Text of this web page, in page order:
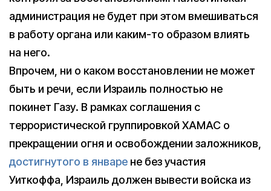
администрация не будет при этом вмешиваться
в работу органа или каким-то образом влиять
на него.
Впрочем, ни о каком восстановлении не может
быть и речи, если Израиль полностью не
покинет Газу. В рамках соглашения с
террористической группировкой ХАМАС о
прекращении огня и освобождении заложников,
достигнутого в январе не без участия
Уиткоффа, Израиль должен вывести войска из